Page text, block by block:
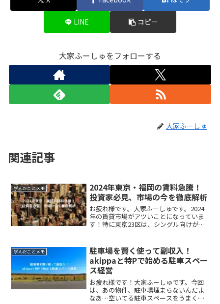
LINE コピー
大家ふーしゅをフォローする
大家ふーしゅ
関連記事
学んだことメモ
2024年東京・福岡の賃料急騰！
投資家必見、市場の今を徹底解析
お疲れ様です。大家ふーしゅです。2024
年の賃貸市場がアツいことになっていま
す！特に東京23区は、シングル向けが初
この変動、どうして起きてるの？何が影
響してるの？そん...
学んだことメモ
駐車場を賢く使って副収入！
akippaと特Pで始める駐車スペー
ス経営
お疲れ様です！大家ふーしゅです。今回
は、あの物件、駐車場埋まらないんだよ
なあ…空いてる駐車スペースをうまく有